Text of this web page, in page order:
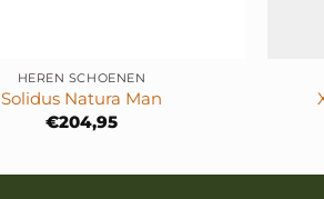
HEREN SCHOENEN
Solidus Natura Man
€204,95